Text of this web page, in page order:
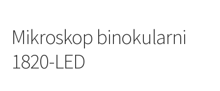
Mikroskop binokularni
1820-LED